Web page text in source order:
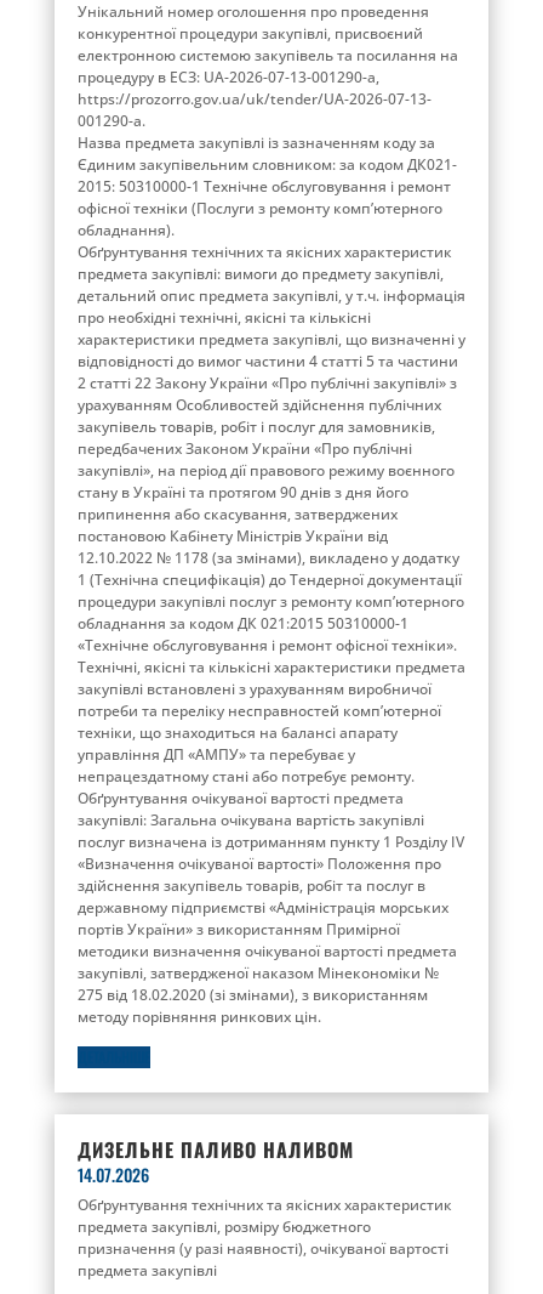
Унікальний номер оголошення про проведення
конкурентної процедури закупівлі, присвоєний
електронною системою закупівель та посилання на
процедуру в ЕСЗ: UA-2026-07-13-001290-a,
https://prozorro.gov.ua/uk/tender/UA-2026-07-13-
001290-a.
Назва предмета закупівлі із зазначенням коду за
Єдиним закупівельним словником: за кодом ДК021-
2015: 50310000-1 Технічне обслуговування і ремонт
офісної техніки (Послуги з ремонту комп’ютерного
обладнання).
Обґрунтування технічних та якісних характеристик
предмета закупівлі: вимоги до предмету закупівлі,
детальний опис предмета закупівлі, у т.ч. інформація
про необхідні технічні, якісні та кількісні
характеристики предмета закупівлі, що визначенні у
відповідності до вимог частини 4 статті 5 та частини
2 статті 22 Закону України «Про публічні закупівлі» з
урахуванням Особливостей здійснення публічних
закупівель товарів, робіт і послуг для замовників,
передбачених Законом України «Про публічні
закупівлі», на період дії правового режиму воєнного
стану в Україні та протягом 90 днів з дня його
припинення або скасування, затверджених
постановою Кабінету Міністрів України від
12.10.2022 № 1178 (за змінами), викладено у додатку
1 (Технічна специфікація) до Тендерної документації
процедури закупівлі послуг з ремонту комп’ютерного
обладнання за кодом ДК 021:2015 50310000-1
«Технічне обслуговування і ремонт офісної техніки».
Технічні, якісні та кількісні характеристики предмета
закупівлі встановлені з урахуванням виробничої
потреби та переліку несправностей комп’ютерної
техніки, що знаходиться на балансі апарату
управління ДП «АМПУ» та перебуває у
непрацездатному стані або потребує ремонту.
Обґрунтування очікуваної вартості предмета
закупівлі: Загальна очікувана вартість закупівлі
послуг визначена із дотриманням пункту 1 Розділу IV
«Визначення очікуваної вартості» Положення про
здійснення закупівель товарів, робіт та послуг в
державному підприємстві «Адміністрація морських
портів України» з використанням Примірної
методики визначення очікуваної вартості предмета
закупівлі, затвердженої наказом Мінекономіки №
275 від 18.02.2020 (зі змінами), з використанням
методу порівняння ринкових цін.
ДИЗЕЛЬНЕ ПАЛИВО НАЛИВОМ
14.07.2026
Обґрунтування технічних та якісних характеристик
предмета закупівлі, розміру бюджетного
призначення (у разі наявності), очікуваної вартості
предмета закупівлі